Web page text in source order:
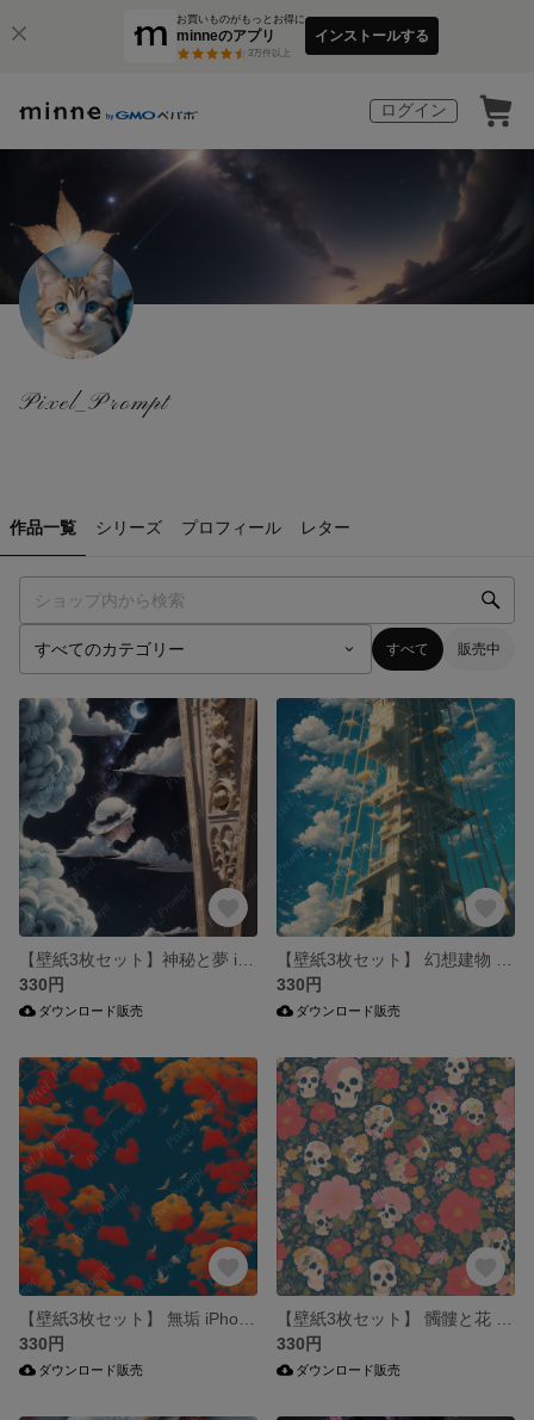
お買いものがもっとお得に
minneのアプリ
3万件以上
インストールする
ログイン
Pixel_Prompt
作品一覧 シリーズ プロフィール レター
すべて 販売中
330円
ダウンロード販売
330円
ダウンロード販売
330円
ダウンロード販売
330円
ダウンロード販売